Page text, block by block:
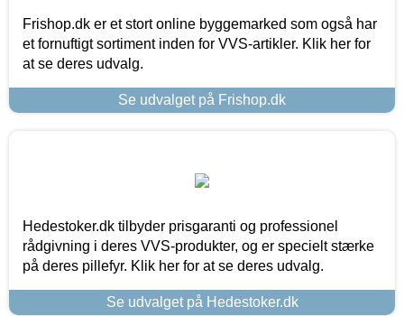
Frishop.dk er et stort online byggemarked som også har
et fornuftigt sortiment inden for VVS-artikler. Klik her for
at se deres udvalg.
Se udvalget på Frishop.dk
Hedestoker.dk tilbyder prisgaranti og professionel
rådgivning i deres VVS-produkter, og er specielt stærke
på deres pillefyr. Klik her for at se deres udvalg.
Se udvalget på Hedestoker.dk